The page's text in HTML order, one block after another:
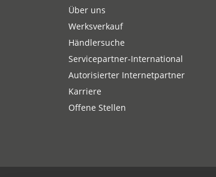
Über uns
Werksverkauf
Händlersuche
Servicepartner-International
Autorisierter Internetpartner
Karriere
Offene Stellen